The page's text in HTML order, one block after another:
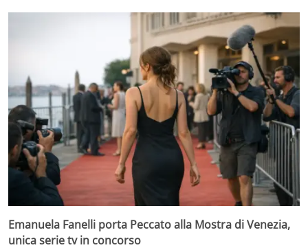
Emanuela Fanelli porta Peccato alla Mostra di Venezia,
unica serie tv in concorso